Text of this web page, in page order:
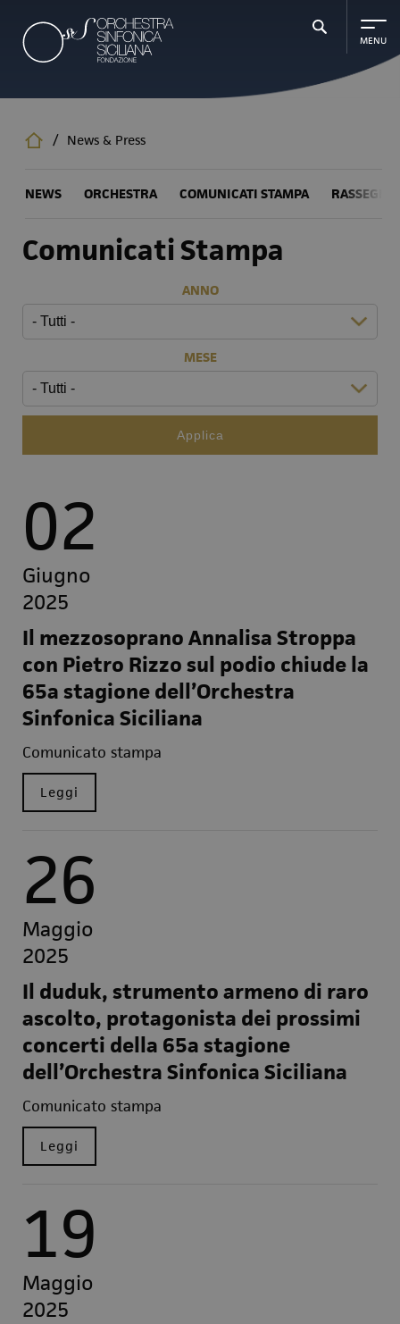
contenuto
principale
/ News & Press
NEWS ORCHESTRA COMUNICATI STAMPA
Comunicati Stampa
ANNO
MESE
02
Giugno
2025
Il mezzosoprano Annalisa Stroppa
con Pietro Rizzo sul podio chiude la
65a stagione dell’Orchestra
Sinfonica Siciliana
Comunicato stampa
Leggi
26
Maggio
2025
Il duduk, strumento armeno di raro
ascolto, protagonista dei prossimi
concerti della 65a stagione
dell’Orchestra Sinfonica Siciliana
Comunicato stampa
Leggi
19
Maggio
2025